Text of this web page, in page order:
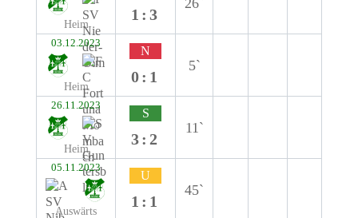
Heim
1:3
03.12.2023
Heim
N
0:1
5`
26.11.2023
Heim
S
3:2
11`
05.11.2023
Auswärts
U
1:1
45`